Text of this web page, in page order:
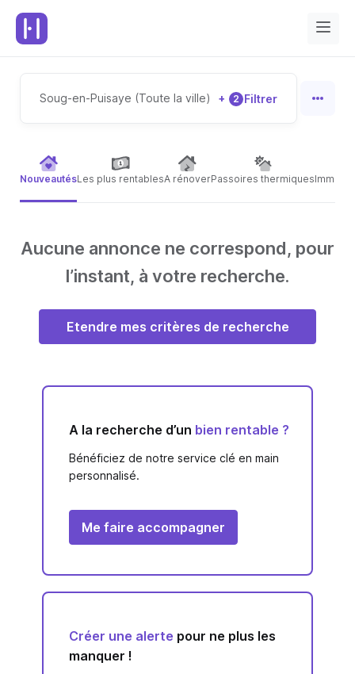
Soug-en-Puisaye (Toute la ville) + 2 Filtrer
NouveautésLes plus rentablesA rénoverPassoires thermiques
Aucune annonce ne correspond, pour
l’instant, à votre recherche.
Etendre mes critères de recherche
A la recherche d’un bien rentable ?
Bénéficiez de notre service clé en main
personnalisé.
Me faire accompagner
Créer une alerte pour ne plus les
manquer !